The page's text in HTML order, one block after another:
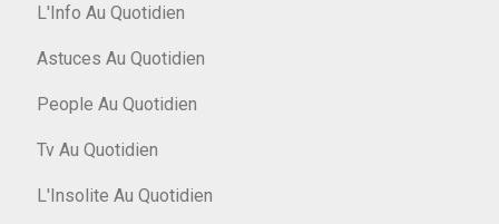
L'Info Au Quotidien
Astuces Au Quotidien
People Au Quotidien
Tv Au Quotidien
L'Insolite Au Quotidien